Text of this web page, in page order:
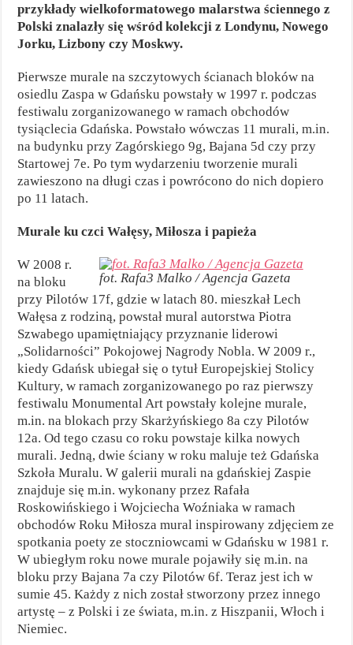
przykłady wielkoformatowego malarstwa ściennego z
Polski znalazły się wśród kolekcji z Londynu, Nowego
Jorku, Lizbony czy Moskwy.
Pierwsze murale na szczytowych ścianach bloków na
osiedlu Zaspa w Gdańsku powstały w 1997 r. podczas
festiwalu zorganizowanego w ramach obchodów
tysiąclecia Gdańska. Powstało wówczas 11 murali, m.in.
na budynku przy Zagórskiego 9g, Bajana 5d czy przy
Startowej 7e. Po tym wydarzeniu tworzenie murali
zawieszono na długi czas i powrócono do nich dopiero
po 11 latach.
Murale ku czci Wałęsy, Miłosza i papieża
fot. Rafa3 Malko / Agencja Gazeta
W 2008 r.
na bloku
przy Pilotów 17f, gdzie w latach 80. mieszkał Lech
Wałęsa z rodziną, powstał mural autorstwa Piotra
Szwabego upamiętniający przyznanie liderowi
„Solidarności” Pokojowej Nagrody Nobla. W 2009 r.,
kiedy Gdańsk ubiegał się o tytuł Europejskiej Stolicy
Kultury, w ramach zorganizowanego po raz pierwszy
festiwalu Monumental Art powstały kolejne murale,
m.in. na blokach przy Skarżyńskiego 8a czy Pilotów
12a. Od tego czasu co roku powstaje kilka nowych
murali. Jedną, dwie ściany w roku maluje też Gdańska
Szkoła Muralu. W galerii murali na gdańskiej Zaspie
znajduje się m.in. wykonany przez Rafała
Roskowińskiego i Wojciecha Woźniaka w ramach
obchodów Roku Miłosza mural inspirowany zdjęciem ze
spotkania poety ze stoczniowcami w Gdańsku w 1981 r.
W ubiegłym roku nowe murale pojawiły się m.in. na
bloku przy Bajana 7a czy Pilotów 6f. Teraz jest ich w
sumie 45. Każdy z nich został stworzony przez innego
artystę – z Polski i ze świata, m.in. z Hiszpanii, Włoch i
Niemiec.